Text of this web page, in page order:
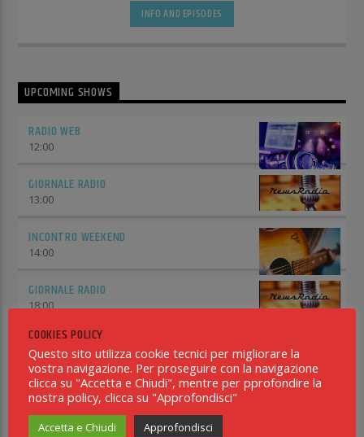
INFO AND EPISODES
UPCOMING SHOWS
RADIO WEB
12:00
GIORNALE RADIO
13:00
INCONTRO WEEKEND
14:00
GIORNALE RADIO
18:00
HAPPY MUSIC
18:15
APOCALYPSE RADIO SHOW
COOKIES POLICY
Questo sito utilizza cookie tecnici per migliorare la
vostra navigazione. Per proseguire con la navigazione
clicca su "Accetta e Chiudi", mentre per pprofondire la
nostra policy, clicca su "Approfondisci"
Accetta e Chiudi Approfondisci